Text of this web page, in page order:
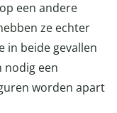
een andere
ze echter
in beide gevallen
nodig een
worden apart